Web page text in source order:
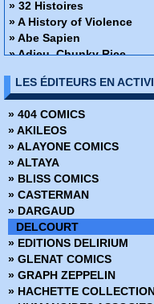
» 32 Histoires
» A History of Violence
» Abe Sapien
» Adieu, Chunky Rice
» Alex + Ada
» Ange ou Démon
» Apprendre à dessiner
» Arrowsmith
» Assistante & Exécutrice
» Astronauts in trouble
» Athena
» Attoneen
» Au cœur de la tempête
» Avatar - Au coeur des
» Avatar - Aux frontières
» Avatar - Le champ céleste
» Avatar - Le destin de Tsu
» Avatar - S'adapter ou
LES ÉDITEURS EN
» 404 COMICS
» AKILEOS
» ALAYONE COMICS
» ALTAYA
» BLISS COMICS
» CASTERMAN
» DARGAUD
DELCOURT
» EDITIONS DELIRIUM
» GLENAT COMICS
» GRAPH ZEPPELIN
» HACHETTE